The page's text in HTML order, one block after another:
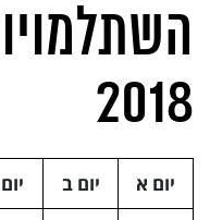
2018
יום א יום ב